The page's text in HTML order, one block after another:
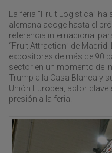
La feria “Fruit Logistica”
alemana acoge hasta el
referencia internacional
“Fruit Attraction” de
expositores de más de 90
sector en un momento de
Trump a la Casa Blanca y
Unión Europea, actor
presión a la feria.